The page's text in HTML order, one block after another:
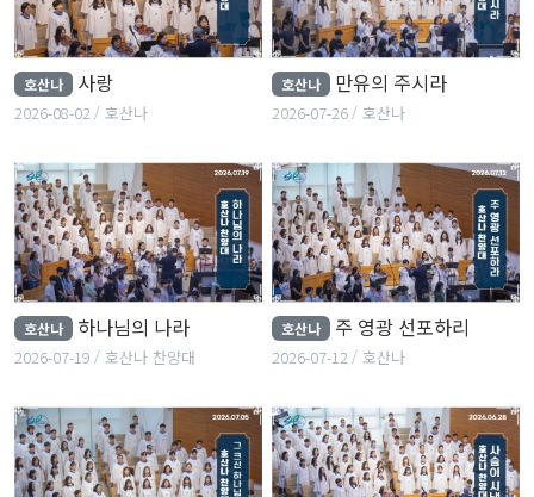
호산나 사랑
2026-08-02 호산나
호산나 만유의 주시라
2026-07-26 호산나
호산나 하나님의 나라
2026-07-19 호산나 찬양대
호산나 주 영광 선포하리
2026-07-12 호산나